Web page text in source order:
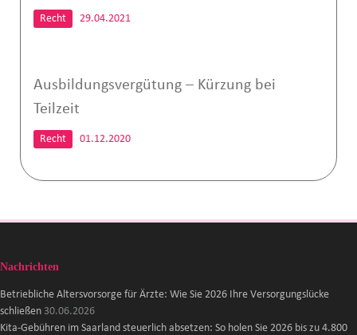
Recht 29.04.2021
Ausbildungsvergütung – Kürzung bei
Teilzeit
Recht 01.12.2020
Nachrichten
Betriebliche Altersvorsorge für Ärzte: Wie Sie 2026 Ihre Versorgungslücke
schließen 30.06.2026
Kita-Gebühren im Saarland steuerlich absetzen: So holen Sie 2026 bis zu 4.800